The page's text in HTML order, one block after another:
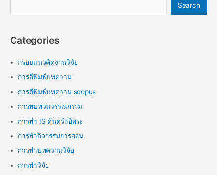
Search
Categories
กรอบแนวคิดงานวิจัย
การตีพิมพ์บทความ
การตีพิมพ์บทความ scopus
การทบทวนวรรณกรรม
การทำ IS ค้นคว้าอิสระ
การทำกิจกรรมการสอน
การทำบทความวิจัย
การทำวิจัย